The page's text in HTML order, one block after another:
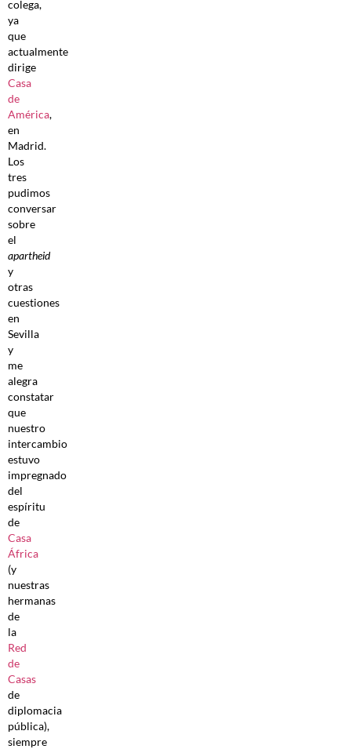
colega,
ya
que
actualmente
dirige
Casa
de
América,
en
Madrid.
Los
tres
pudimos
conversar
sobre
el
apartheid
y
otras
cuestiones
en
Sevilla
y
me
alegra
constatar
que
nuestro
intercambio
estuvo
impregnado
del
espíritu
de
Casa
África
(y
nuestras
hermanas
de
la
Red
de
Casas
de
diplomacia
pública),
siempre